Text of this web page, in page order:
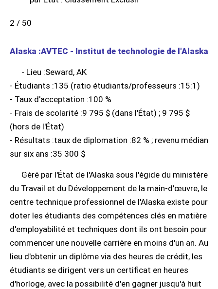
2 / 50
Alaska :AVTEC - Institut de technologie de l'Alaska
- Lieu :Seward, AK
- Étudiants :135 (ratio étudiants/professeurs :15:1)
- Taux d'acceptation :100 %
- Frais de scolarité :9 795 $ (dans l'État) ; 9 795 $
(hors de l'État)
- Résultats :taux de diplomation :82 % ; revenu médian
sur six ans :35 300 $
Géré par l'État de l'Alaska sous l'égide du ministère
du Travail et du Développement de la main-d'œuvre, le
centre technique professionnel de l'Alaska existe pour
doter les étudiants des compétences clés en matière
d'employabilité et techniques dont ils ont besoin pour
commencer une nouvelle carrière en moins d'un an. Au
lieu d'obtenir un diplôme via des heures de crédit, les
étudiants se dirigent vers un certificat en heures
d'horloge, avec la possibilité d'en gagner jusqu'à huit